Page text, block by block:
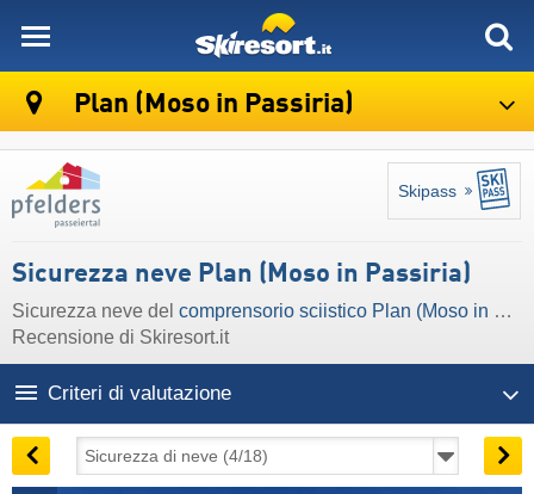
Plan (Moso in Passiria)
Skipass
Sicurezza neve Plan (Moso in Passiria)
Sicurezza neve del comprensorio sciistico Plan (Moso in Passiria)
Recensione di Skiresort.it
Criteri di valutazione